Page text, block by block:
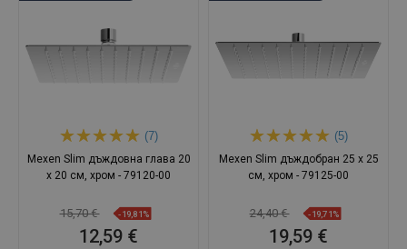
(7)
Mexen Slim дъждовна глава 20
x 20 см, хром - 79120-00
15,70 € -19,81%
12,59 €
(5)
Mexen Slim дъждобран 25 x 25
см, хром - 79125-00
24,40 € -19,71%
19,59 €